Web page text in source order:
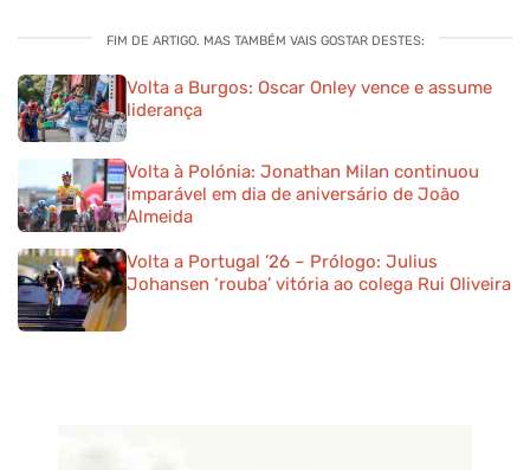
FIM DE ARTIGO. MAS TAMBÉM VAIS GOSTAR DESTES:
Volta a Burgos: Oscar Onley vence e assume
liderança
Volta à Polónia: Jonathan Milan continuou
imparável em dia de aniversário de João
Almeida
Volta a Portugal ’26 – Prólogo: Julius
Johansen ‘rouba’ vitória ao colega Rui Oliveira